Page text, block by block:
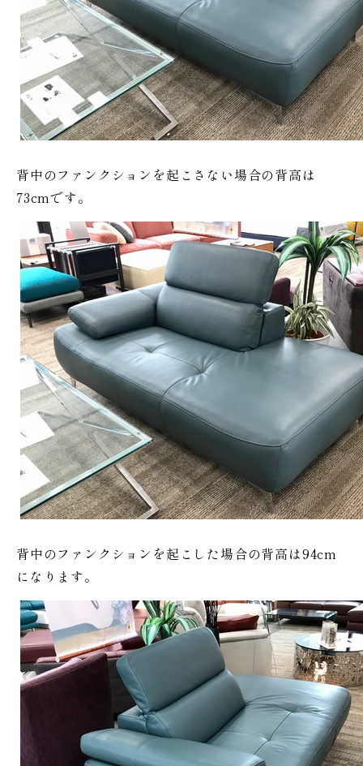
背中のファンクションを起こさない場合の背高は
73cmです。
背中のファンクションを起こした場合の背高は94cm
になります。